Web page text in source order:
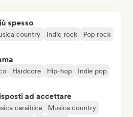
spesso
country Indie rock
Pop rock
Hardcore Hip-hop
Indie pop
ad accettare
caraibica
Musica country